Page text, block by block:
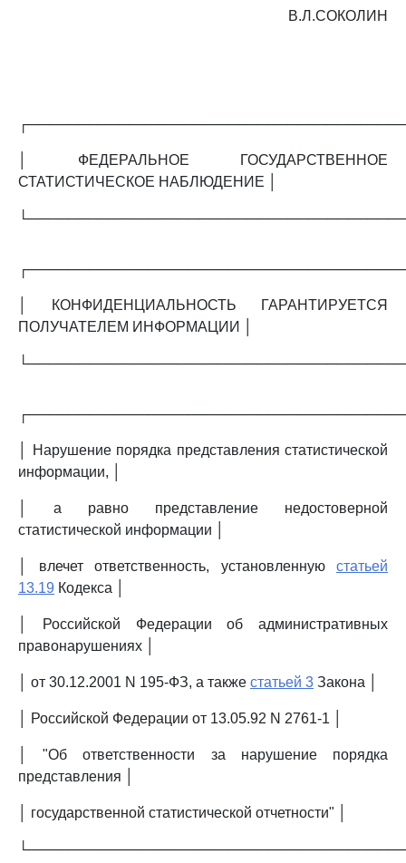
В.Л.СОКОЛИН
│ ФЕДЕРАЛЬНОЕ ГОСУДАРСТВЕННОЕ
СТАТИСТИЧЕСКОЕ НАБЛЮДЕНИЕ │
│ КОНФИДЕНЦИАЛЬНОСТЬ ГАРАНТИРУЕТСЯ
ПОЛУЧАТЕЛЕМ ИНФОРМАЦИИ │
│ Нарушение порядка представления статистической
информации, │
│ а равно представление недостоверной
статистической информации │
│ влечет ответственность, установленную статьей
13.19 Кодекса │
│ Российской Федерации об административных
правонарушениях │
│ от 30.12.2001 N 195-ФЗ, а также статьей 3 Закона │
│ Российской Федерации от 13.05.92 N 2761-1 │
│ "Об ответственности за нарушение порядка
представления │
│ государственной статистической отчетности" │